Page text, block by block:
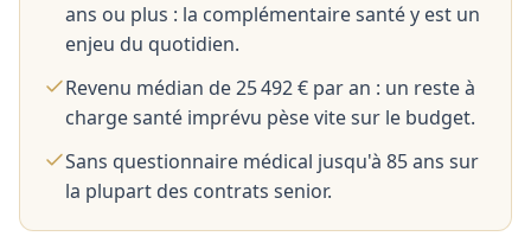
ans ou plus : la complémentaire santé y est un
enjeu du quotidien.
Revenu médian de 25 492 € par an : un reste à
charge santé imprévu pèse vite sur le budget.
Sans questionnaire médical jusqu'à 85 ans sur
la plupart des contrats senior.